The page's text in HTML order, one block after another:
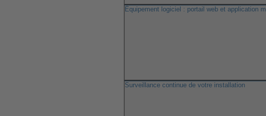
Équipement logiciel : portail web et application
Surveillance continue de votre installation